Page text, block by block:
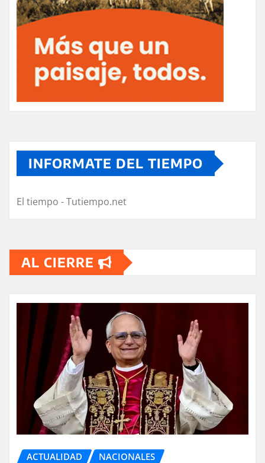
INFORMATE DEL TIEMPO
El tiempo - Tutiempo.net
AL CIERRE
ACTUALIDAD NACIONALES